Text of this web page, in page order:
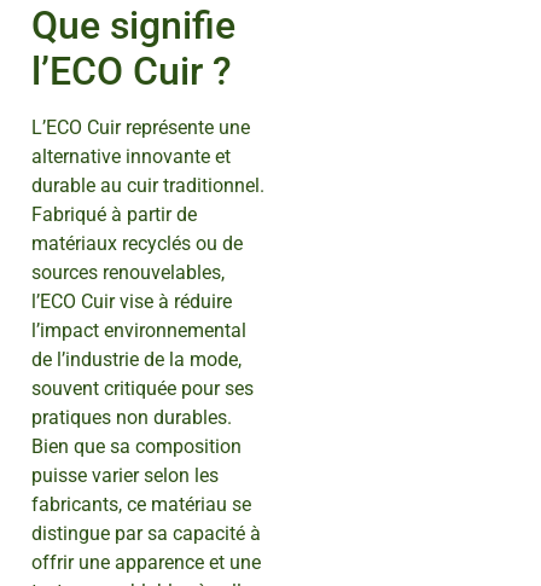
Que signifie
l’ECO Cuir ?
L’ECO Cuir représente une
alternative innovante et
durable au cuir traditionnel.
Fabriqué à partir de
matériaux recyclés ou de
sources renouvelables,
l’ECO Cuir vise à réduire
l’impact environnemental
de l’industrie de la mode,
souvent critiquée pour ses
pratiques non durables.
Bien que sa composition
puisse varier selon les
fabricants, ce matériau se
distingue par sa capacité à
offrir une apparence et une